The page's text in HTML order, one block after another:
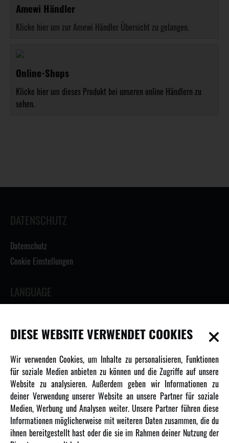
Amewi Händler
Klicke hier um zur Amewi Händler Übersicht zu gelangen.
Online-Shops
Klicke hier um dieses Produkt bei unseren online Händlern zu
sehen.
DATENSCHUTZ
Datenschutz
Cookie Einstellungen
LANGUAGE
INFORMATIONEN
Newsletter
Über uns
Karriere
Amewi Kataloge
DIESE WEBSITE VERWENDET COOKIES
Wir verwenden Cookies, um Inhalte zu personalisieren, Funktionen
für soziale Medien anbieten zu können und die Zugriffe auf unsere
Website zu analysieren. Außerdem geben wir Informationen zu
deiner Verwendung unserer Website an unsere Partner für soziale
Medien, Werbung und Analysen weiter. Unsere Partner führen diese
Informationen möglicherweise mit weiteren Daten zusammen, die du
ihnen bereitgestellt hast oder die sie im Rahmen deiner Nutzung der